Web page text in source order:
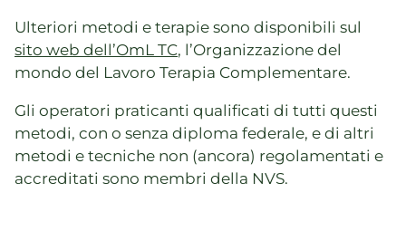
Ulteriori metodi e terapie sono disponibili sul
sito web dell’OmL TC, l’Organizzazione del
mondo del Lavoro Terapia Complementare.
Gli operatori praticanti qualificati di tutti questi
metodi, con o senza diploma federale, e di altri
metodi e tecniche non (ancora) regolamentati e
accreditati sono membri della NVS.